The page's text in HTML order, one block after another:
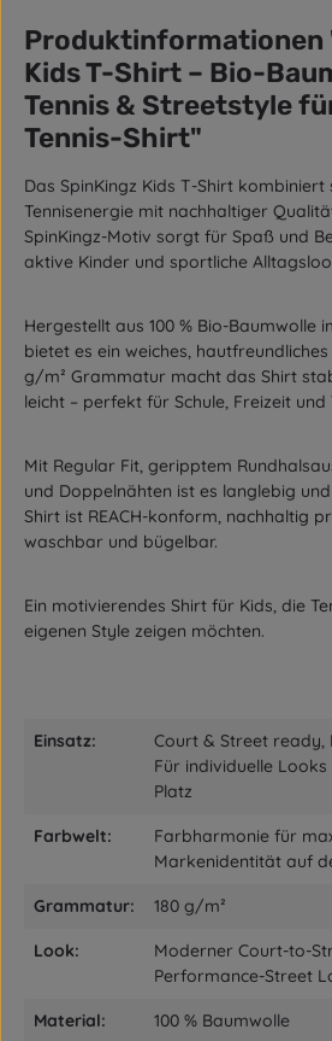
Produktinformationen
Kids T-Shirt – Bio-
Tennis & Streetstyle
Tennis-Shirt"
Das SpinKingz Kids T-Shirt kombiniert
Tennisenergie mit nachhaltiger
SpinKingz-Motiv sorgt für Spaß und
aktive Kinder und sportliche
Hergestellt aus 100 % Bio-Baumwolle
bietet es ein weiches,
g/m² Grammatur macht das Shirt
leicht – perfekt für Schule, Freizeit und
Mit Regular Fit geripptem
und Doppelnähten ist es langlebig
Shirt ist REACH-konform , nachhaltig
waschbar und bügelbar.
Ein motivierendes Shirt für Kids, die
eigenen Style zeigen möchten.
Einsatz:
Court & Street ready,
Für individuelle
Platz
Farbwelt:
Farbharmonie für
Markenidentität auf
Grammatur: 180 g/m²
Look:
Moderner Court-to-
Performance-Street
Material: 100 % Baumwolle